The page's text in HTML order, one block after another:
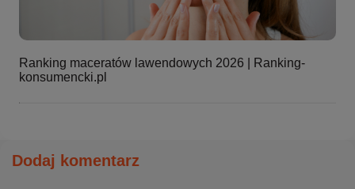
Ranking maceratów lawendowych 2026 | Ranking-
konsumencki.pl
Dodaj komentarz